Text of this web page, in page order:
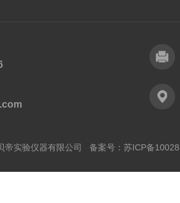
帝实验仪器有限公司 备案号： 苏ICP备